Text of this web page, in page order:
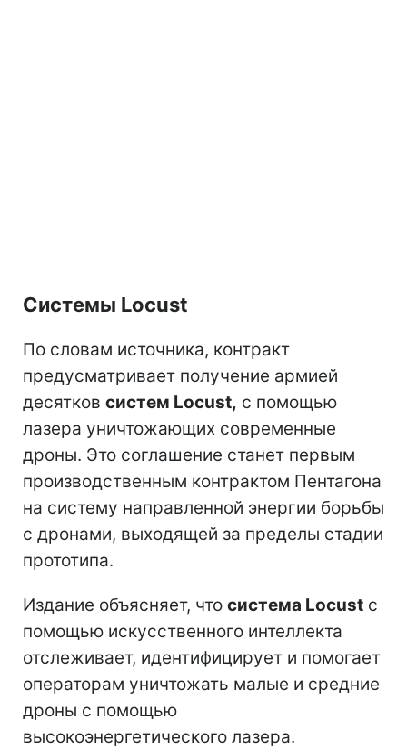
Системы Locust
По словам источника, контракт
предусматривает получение армией
десятков систем Locust, с помощью
лазера уничтожающих современные
дроны. Это соглашение станет первым
производственным контрактом Пентагона
на систему направленной энергии борьбы
с дронами, выходящей за пределы стадии
прототипа.
Издание объясняет, что система Locust с
помощью искусственного интеллекта
отслеживает, идентифицирует и помогает
операторам уничтожать малые и средние
дроны с помощью
высокоэнергетического лазера.